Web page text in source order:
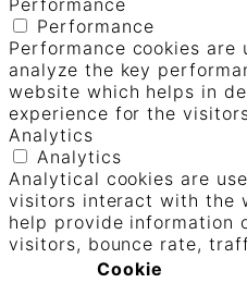
Performance
Performance
Performance cookies are
analyze the key
website which helps in
experience for the
Analytics
Analytics
Analytical cookies are
visitors interact with the
help provide information
visitors, bounce rate,
Cookie